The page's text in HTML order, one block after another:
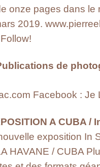
onze pages dans
2019.
de
Facebook : Je
A CUBA /
exposition In
HAVANE / CUBA